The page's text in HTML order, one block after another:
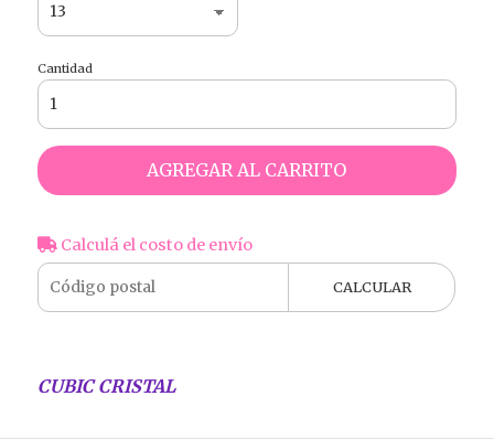
Cantidad
AGREGAR AL CARRITO
Calculá el costo de envío
CALCULAR
CUBIC CRISTAL